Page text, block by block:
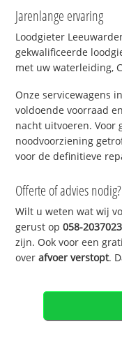
Jarenlange ervaring
Loodgieter
gekwalificeerde
met uw waterleiding,
Onze servicewagens
voldoende voorraad
nacht uitvoeren. Voor
noodvoorziening
voor de definitieve
Offerte of advies nodig?
Wilt u weten wat wij
gerust op058-2037023
zijn. Ook voor een
overafvoer verstopt.